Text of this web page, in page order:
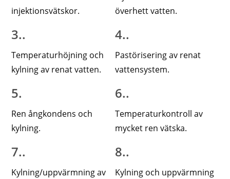
injektionsvätskor.
överhett vatten.
3..
Temperaturhöjning och
kylning av renat vatten.
4..
Pastörisering av renat
vattensystem.
5.
Ren ångkondens och
kylning.
6..
Temperaturkontroll av
mycket ren vätska.
7..
Kylning/uppvärmning av
8..
Kylning och uppvärmning